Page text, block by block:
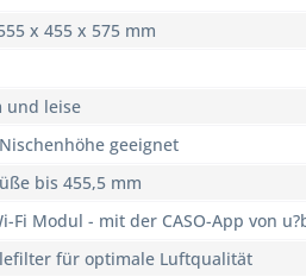
x 455 x 575 mm
und leise
geeignet
bis 455,5 mm
Fi Modul - mit der CASO-App von
für optimale Luftqualität